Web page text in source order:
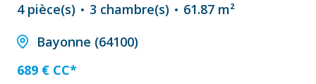
4 pièce(s)
3 chambre(s)
61.87 m²
Bayonne (64100)
689 € CC*